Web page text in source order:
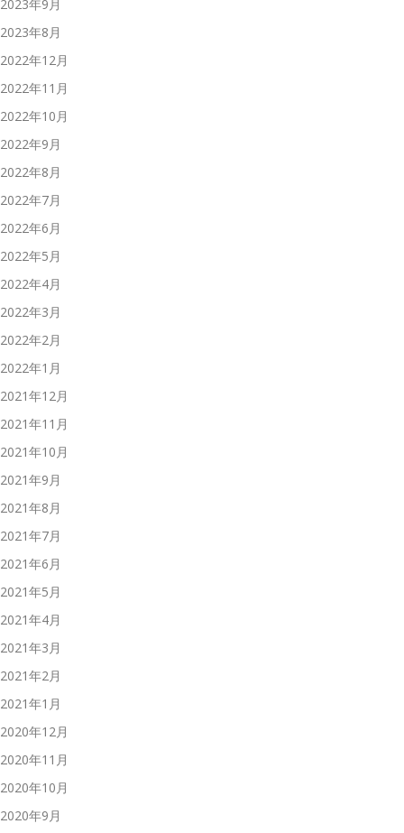
2023年9月
2023年8月
2022年12月
2022年11月
2022年10月
2022年9月
2022年8月
2022年7月
2022年6月
2022年5月
2022年4月
2022年3月
2022年2月
2022年1月
2021年12月
2021年11月
2021年10月
2021年9月
2021年8月
2021年7月
2021年6月
2021年5月
2021年4月
2021年3月
2021年2月
2021年1月
2020年12月
2020年11月
2020年10月
2020年9月